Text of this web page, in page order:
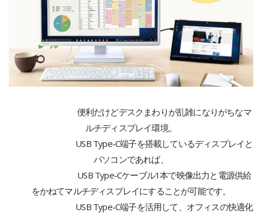
便利だけどデスクまわりが乱雑になりがちなマ
ルチディスプレイ環境。
USB Type-C端子を搭載しているディスプレイと
パソコンであれば、
USB Type-Cケーブル1本で映像出力と電源供給
をかねてマルチディスプレイにすることが可能です。
USB Type-C端子を活用して、オフィスの快適化